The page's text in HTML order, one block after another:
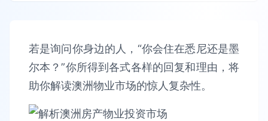
若是询问你身边的人，“你会住在悉尼还是墨
尔本？”你所得到各式各样的回复和理由，将
助你解读澳洲物业市场的惊人复杂性。